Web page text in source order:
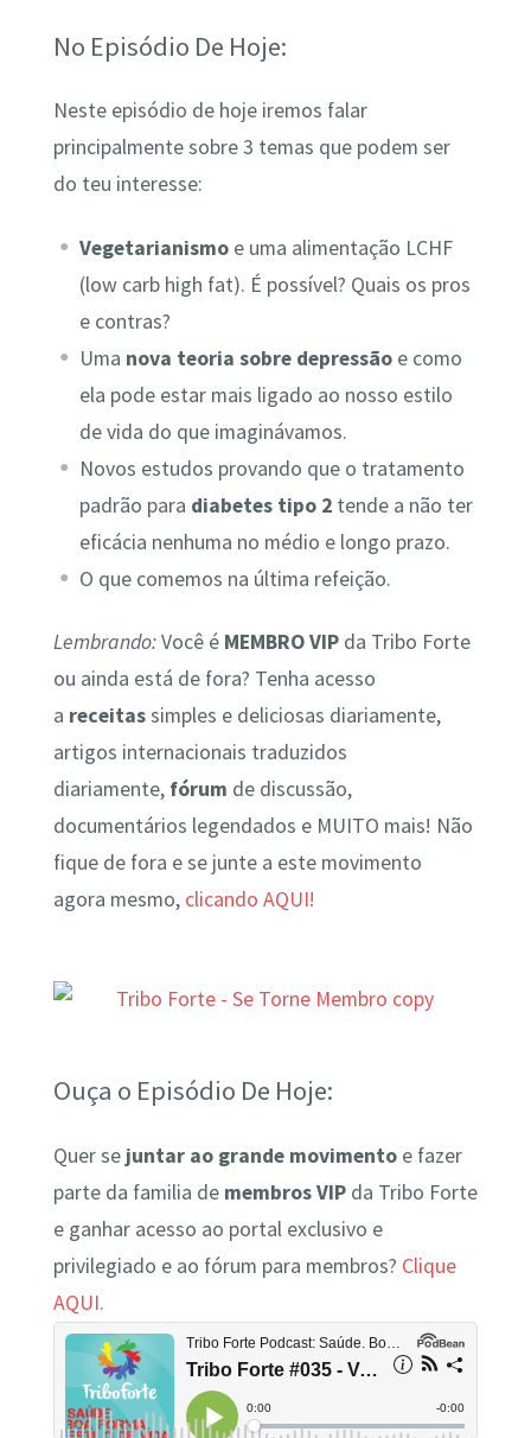
No Episódio De Hoje:
Neste episódio de hoje iremos falar
principalmente sobre 3 temas que podem ser
do teu interesse:
Vegetarianismoe uma alimentação LCHF
(low carb high fat). É possível? Quais os pros
e contras?
Uma nova teoria sobre depressãoe como
ela pode estar mais ligado ao nosso estilo
de vida do que imaginávamos.
Novos estudos provando que o tratamento
padrão para diabetes tipo 2 tende a não ter
eficácia nenhuma no médio e longo prazo.
O que comemos na última refeição.
Lembrando:Você é MEMBRO VIP da Tribo Forte
ou ainda está de fora? Tenha acesso
a receitassimples e deliciosas diariamente,
artigos internacionais traduzidos
diariamente, fórum de discussão,
documentários legendados e MUITO mais! Não
fique de fora e se junte a este movimento
agora mesmo, clicando AQUI!
Ouça o Episódio De Hoje:
Quer se juntar ao grande movimentoe fazer
parte da familia de membros VIPda Tribo Forte
e ganhar acesso ao portal exclusivo e
privilegiado e ao fórum para membros? Clique
AQUI.